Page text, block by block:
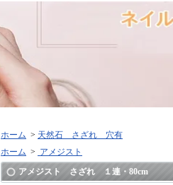
ホーム > 天然石 さざれ 穴有
ホーム > アメジスト
アメジスト さざれ １連・80cm